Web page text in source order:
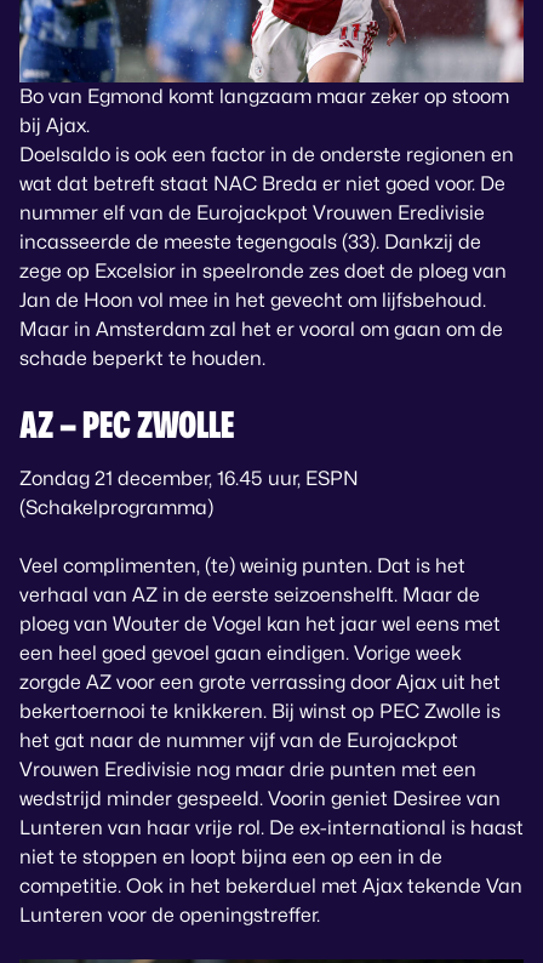
Bo van Egmond komt langzaam maar zeker op stoom
bij Ajax.
Doelsaldo is ook een factor in de onderste regionen en
wat dat betreft staat NAC Breda er niet goed voor. De
nummer elf van de Eurojackpot Vrouwen Eredivisie
incasseerde de meeste tegengoals (33). Dankzij de
zege op Excelsior in speelronde zes doet de ploeg van
Jan de Hoon vol mee in het gevecht om lijfsbehoud.
Maar in Amsterdam zal het er vooral om gaan om de
schade beperkt te houden.
AZ – PEC ZWOLLE
Zondag 21 december, 16.45 uur, ESPN
(Schakelprogramma)
Veel complimenten, (te) weinig punten. Dat is het
verhaal van AZ in de eerste seizoenshelft. Maar de
ploeg van Wouter de Vogel kan het jaar wel eens met
een heel goed gevoel gaan eindigen. Vorige week
zorgde AZ voor een grote verrassing door Ajax uit het
bekertoernooi te knikkeren. Bij winst op PEC Zwolle is
het gat naar de nummer vijf van de Eurojackpot
Vrouwen Eredivisie nog maar drie punten met een
wedstrijd minder gespeeld. Voorin geniet Desiree van
Lunteren van haar vrije rol. De ex-international is haast
niet te stoppen en loopt bijna een op een in de
competitie. Ook in het bekerduel met Ajax tekende Van
Lunteren voor de openingstreffer.